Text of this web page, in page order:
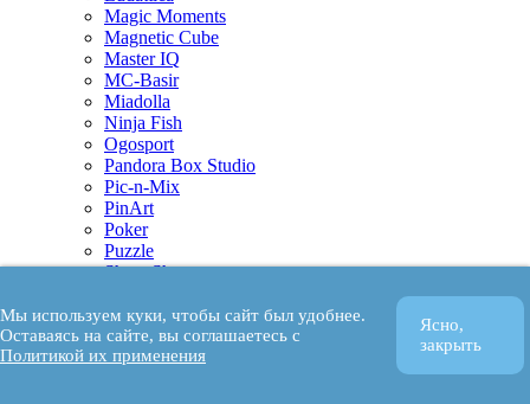
Magic Moments
Magnetic Cube
Master IQ
MC-Basir
Miadolla
Ninja Fish
Ogosport
Pandora Box Studio
Pic-n-Mix
PinArt
Poker
Puzzle
ShengShou
Street Hit
Testplay
UpToys
Мы используем куки, чтобы сайт был удобнее.
Оставаясь на сайте, вы соглашаетесь с
Политикой их применения
Ясно,
закрыть